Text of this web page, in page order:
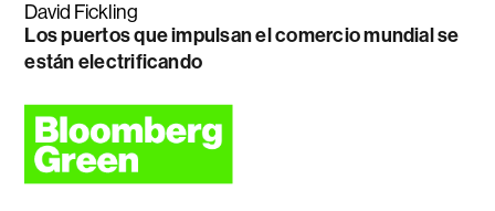
David Fickling
Los puertos que impulsan el comercio mundial se
están electrificando